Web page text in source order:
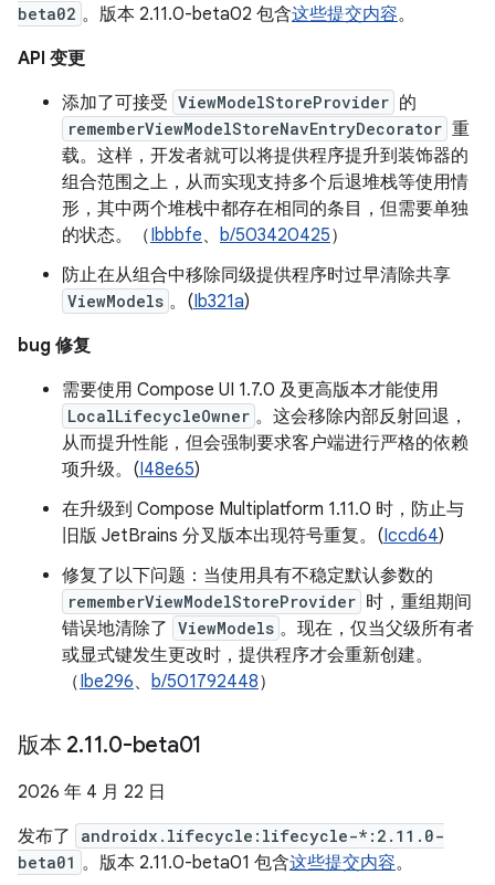
beta02 。版本 2.11.0-beta02 包含这些提交内容。
API 变更
添加了可接受 ViewModelStoreProvider 的
rememberViewModelStoreNavEntryDecorator 重
载。这样，开发者就可以将提供程序提升到装饰器的
组合范围之上，从而实现支持多个后退堆栈等使用情
形，其中两个堆栈中都存在相同的条目，但需要单独
的状态。（Ibbbfe、 b/503420425）
防止在从组合中移除同级提供程序时过早清除共享
ViewModels 。(Ib321a)
bug 修复
需要使用 Compose UI 1.7.0 及更高版本才能使用
LocalLifecycleOwner 。这会移除内部反射回退，
从而提升性能，但会强制要求客户端进行严格的依赖
项升级。(I48e65)
在升级到 Compose Multiplatform 1.11.0 时，防止与
旧版 JetBrains 分叉版本出现符号重复。(Iccd64)
修复了以下问题：当使用具有不稳定默认参数的
rememberViewModelStoreProvider 时，重组期间
错误地清除了 ViewModels 。现在，仅当父级所有者
或显式键发生更改时，提供程序才会重新创建。
（Ibe296、 b/501792448）
版本 2.11.0-beta01
2026 年 4 月 22 日
发布了
androidx.lifecycle:lifecycle-*:2.11.0-
beta01 。版本 2.11.0-beta01 包含这些提交内容。